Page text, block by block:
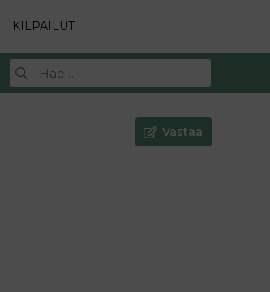
KILPAILUT
Vastaa